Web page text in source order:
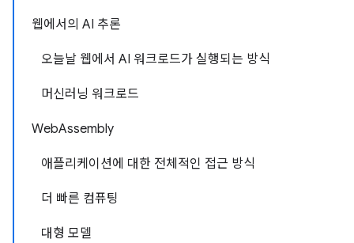
웹에서의 AI 추론
오늘날 웹에서 AI 워크로드가 실행되는 방식
머신러닝 워크로드
WebAssembly
애플리케이션에 대한 전체적인 접근 방식
더 빠른 컴퓨팅
대형 모델